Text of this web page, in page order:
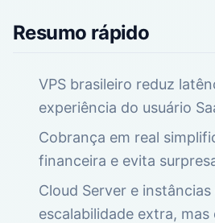
Resumo rápido
VPS brasileiro reduz
experiência do usuário
Cobrança em real
financeira e evita
Cloud Server e
escalabilidade extra, mas